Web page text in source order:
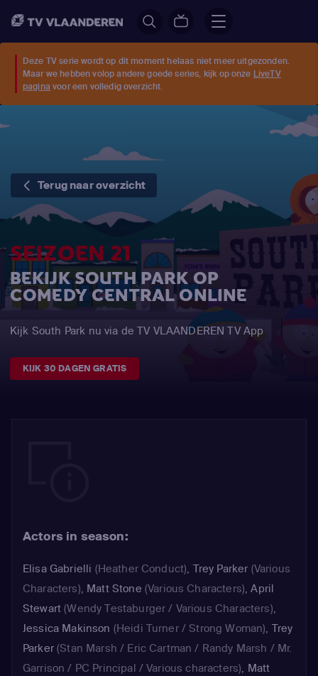
Deze TV serie wordt op dit moment helaas niet meer uitgezonden.
Maar we hebben volop andere goede series, kijk op onze LiveTV
pagina voor een volledig overzicht.
Terug naar overzicht
SEIZOEN 21
BEKIJK SOUTH PARK OP
COMEDY CENTRAL ONLINE
Kijk South Park nu via de TV VLAANDEREN TV App
KIJK 30 DAGEN GRATIS
Actors in season:
Elisa Gabrielli (Heather Conduct), Trey Parker (Various
Characters), Matt Stone (Various Characters),April
Stewart (Wendy Testaburger / Various Characters),
Jessica Makinson (Heidi Turner / Strong Woman), Trey
Parker(Stan Marsh / Eric Cartman / Randy Marsh / Mr.
Garrison / PC Principal / Various characters), Matt